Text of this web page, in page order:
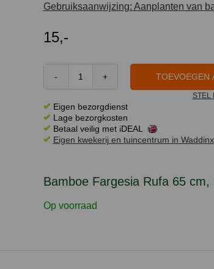
Bamboe Fargesia Rufa 65 cm,
Gebruiksaanwijzing: Aanplanten van
15,-
Op voorraad
Bamboe
Rufa
65
cm,
liter
TOEVOEGEN
STEL
Eigen bezorgdienst
Lage bezorgkosten
Betaal veilig met iDEAL
Eigen kwekerij en tuincentrum in